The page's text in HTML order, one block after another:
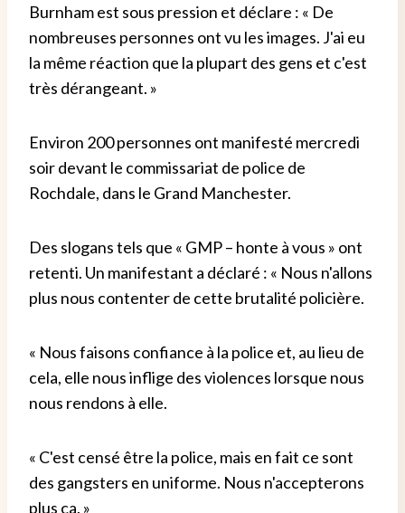
Burnham est sous pression et déclare : « De
nombreuses personnes ont vu les images. J'ai eu
la même réaction que la plupart des gens et c'est
très dérangeant. »
Environ 200 personnes ont manifesté mercredi
soir devant le commissariat de police de
Rochdale, dans le Grand Manchester.
Des slogans tels que « GMP – honte à vous » ont
retenti. Un manifestant a déclaré : « Nous n'allons
plus nous contenter de cette brutalité policière.
« Nous faisons confiance à la police et, au lieu de
cela, elle nous inflige des violences lorsque nous
nous rendons à elle.
« C'est censé être la police, mais en fait ce sont
des gangsters en uniforme. Nous n'accepterons
plus ça. »